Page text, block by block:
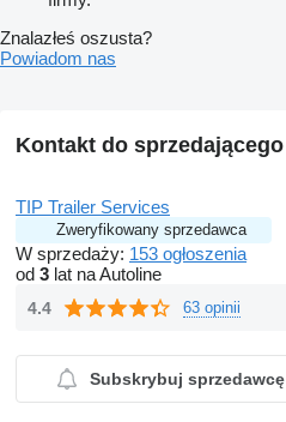
Znalazłeś oszusta?
Powiadom nas
Kontakt do sprzedającego
TIP Trailer Services
Zweryfikowany sprzedawca
W sprzedaży: 153 ogłoszenia
od 3 lat na Autoline
4.4 63 opinii
Subskrybuj sprzedawcę